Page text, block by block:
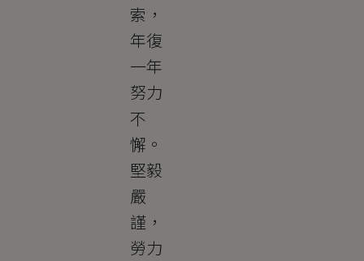
索，
年復
一年
努力
不
懈。
堅毅
嚴
謹，
勞力